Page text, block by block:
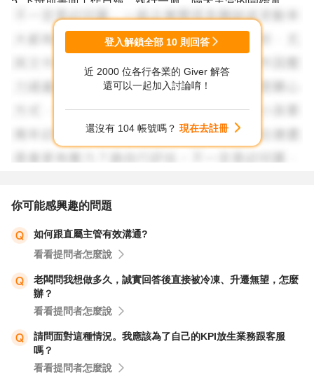
人，都不理會，一週後，狀況好轉持續工作，一週後，狀況
變本加利更嚴重，準備轉職。
登入解鎖全部 10 則回答
近 2000 位各行各業的 Giver 解答
還可以一起加入討論唷！
還沒有 104 帳號嗎？ 現在去註冊
你可能感興趣的問題
如何跟直屬主管有效溝通?
看看提問者怎麼說
老闆問我想做多久，誠實回答後直接被冷凍、升遷無望，怎麼
辦？
看看提問者怎麼說
請問面對這種情況。我應該為了自己的KPI放生業務跟客服
嗎？
看看提問者怎麼說